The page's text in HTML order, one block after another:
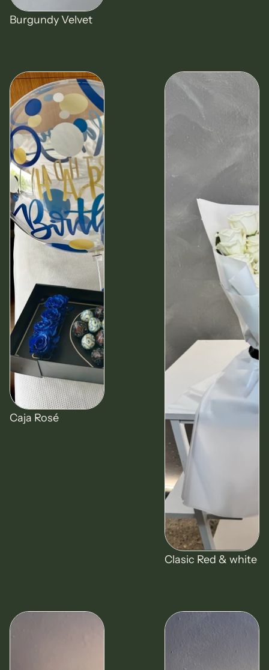
Oferta
Burgundy Velvet
Agotado
Caja Rosé
Oferta
Clasic Red & white